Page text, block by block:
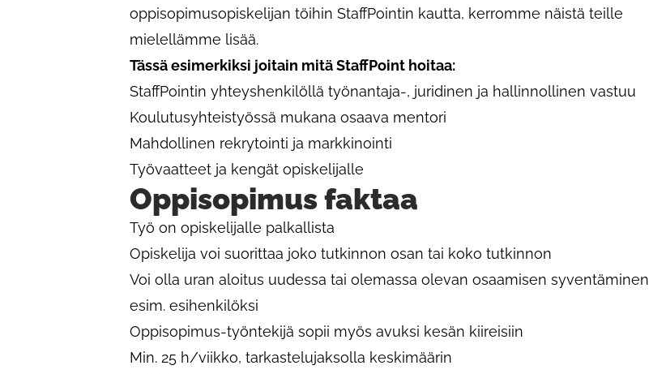
oppisopimusopiskelijan töihin StaffPointin kautta, kerromme näistä teille
mielellämme lisää.​
Tässä esimerkiksi joitain mitä StaffPoint hoitaa:​
StaffPointin yhteyshenkilöllä työnantaja-, juridinen ja hallinnollinen vastuu ​
Koulutusyhteistyössä mukana osaava mentori​
Mahdollinen rekrytointi ja markkinointi ​
Työvaatteet ja kengät opiskelijalle
Oppisopimus faktaa
Työ on opiskelijalle palkallista ​
Opiskelija voi suorittaa joko tutkinnon osan tai koko tutkinnon​
Voi olla uran aloitus uudessa tai olemassa olevan osaamisen syventäminen
esim. esihenkilöksi​
Oppisopimus-työntekijä sopii myös avuksi kesän kiireisiin​
Min. 25 h/viikko, tarkastelujaksolla keskimäärin​